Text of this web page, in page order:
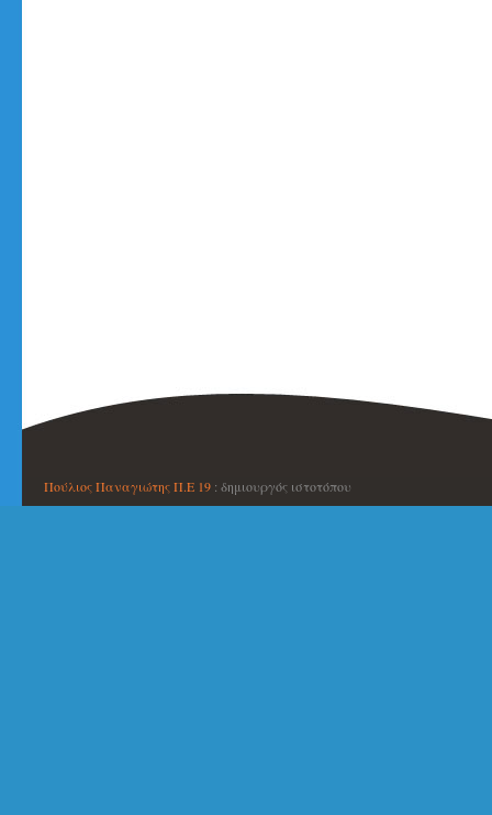
Πούλιος Παναγιώτης Π.Ε 19 : δημιουργός ιστοτόπου